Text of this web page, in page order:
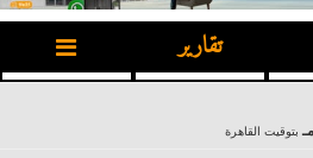
تقارير
بتوقيت القاهرة